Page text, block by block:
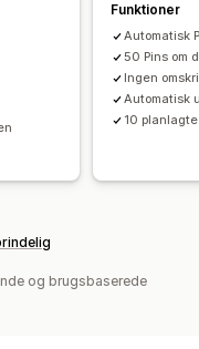
Funktioner
Automatisk
50 Pins om
Ingen
Automatisk
10
og brugsbaserede